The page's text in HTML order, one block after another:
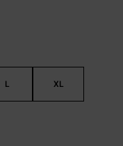
L XL